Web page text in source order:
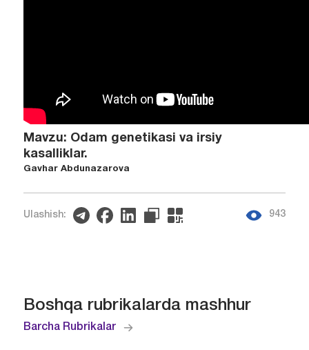
Mavzu: Odam genetikasi va irsiy
kasalliklar.
Gavhar Abdunazarova
Ulashish: 943
Boshqa rubrikalarda mashhur
Barcha Rubrikalar